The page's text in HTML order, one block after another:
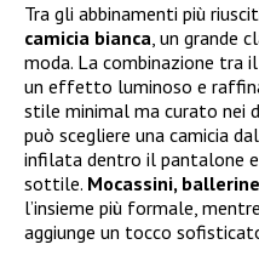
Tra gli abbinamenti più
camicia bianca, un grande
moda. La combinazione tra
un effetto luminoso e
stile minimal ma curato nei
può scegliere una camicia
infilata dentro il pantalone
sottile. Mocassini,
l’insieme più formale,
aggiunge un tocco